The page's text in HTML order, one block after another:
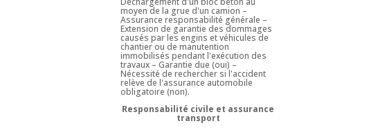
moyen de la grue d'un camion –
Assurance responsabilité générale –
Extension de garantie des dommages
causés par les engins et véhicules de
chantier ou de manutention
immobilisés pendant l'exécution des
travaux – Garantie due (oui) –
Nécessité de rechercher si l'accident
relève de l'assurance automobile
obligatoire (non).
Responsabilité civile et assurance
transport